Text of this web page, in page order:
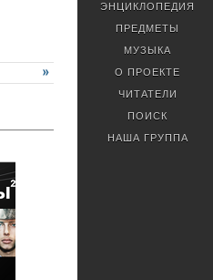
ЭНЦИКЛОПЕДИЯ
ПРЕДМЕТЫ
МУЗЫКА
О ПРОЕКТЕ
ЧИТАТЕЛИ
ПОИСК
НАША ГРУППА